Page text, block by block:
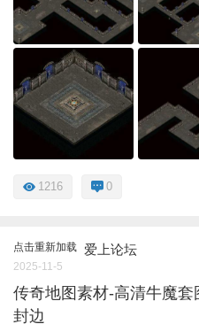
1216 0
点击重新加载 爱上论坛
2025-11-5
传奇地图素材-高清牛魔
封边